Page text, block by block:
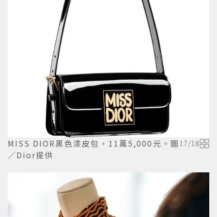
MISS DIOR黑色漆皮包，11萬5,000元。圖
／Dior提供
17/18